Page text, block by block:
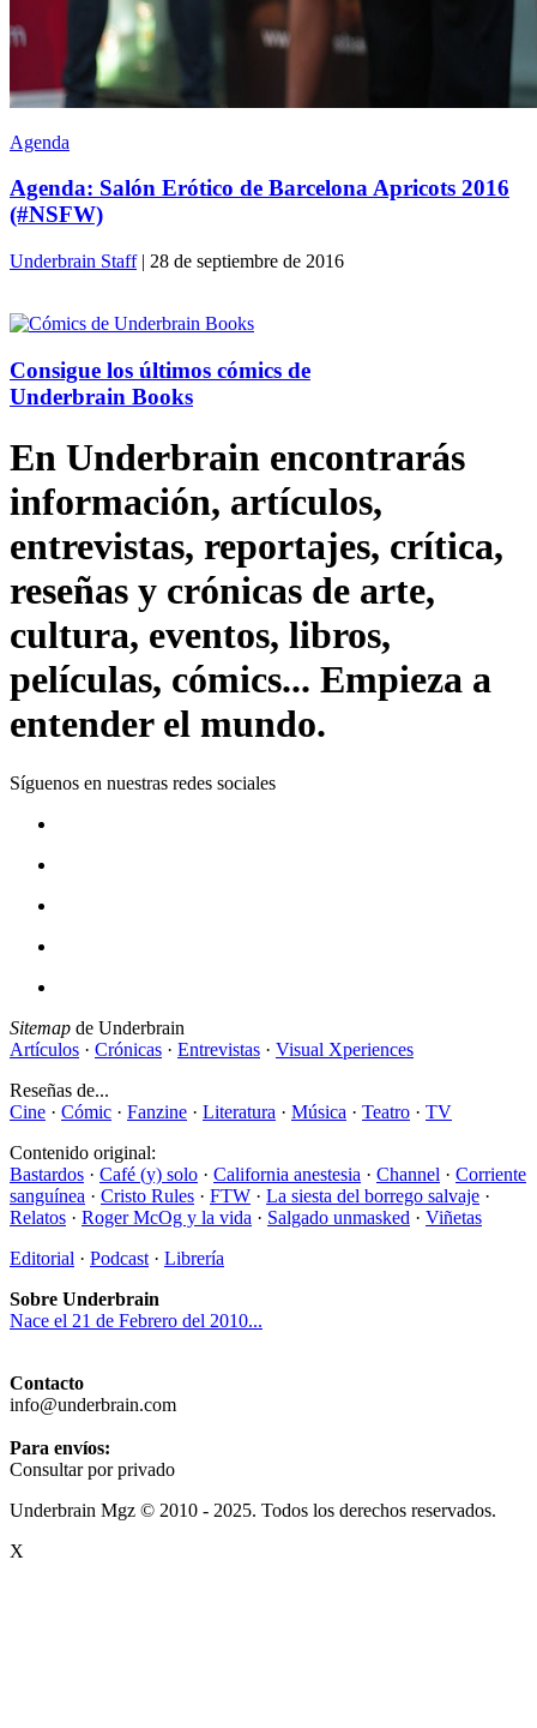
Agenda
Agenda: Salón Erótico de Barcelona Apricots 2016
(#NSFW)
Underbrain Staff| 28 de septiembre de 2016
Consigue los últimos cómics de
Underbrain Books
En Underbrain encontrarás
información, artículos,
entrevistas, reportajes, crítica,
reseñas y crónicas de arte,
cultura, eventos, libros,
películas, cómics... Empieza a
entender el mundo.
Síguenos en nuestras redes sociales
Sitemap de Underbrain
Artículos · Crónicas · Entrevistas · Visual Xperiences
Reseñas de...
Cine · Cómic · Fanzine · Literatura · Música · Teatro · TV
Contenido original:
Bastardos · Café (y) solo · California anestesia · Channel · Corriente
sanguínea · Cristo Rules · FTW · La siesta del borrego salvaje ·
Relatos · Roger McOg y la vida · Salgado unmasked · Viñetas
Editorial · Podcast · Librería
Sobre Underbrain
Nace el 21 de Febrero del 2010...
Contacto
info@underbrain.com
Para envíos:
Consultar por privado
Underbrain Mgz © 2010 - 2025. Todos los derechos reservados.
X